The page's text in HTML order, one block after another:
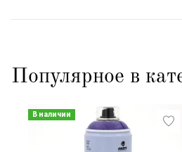
Популярное в
В наличии